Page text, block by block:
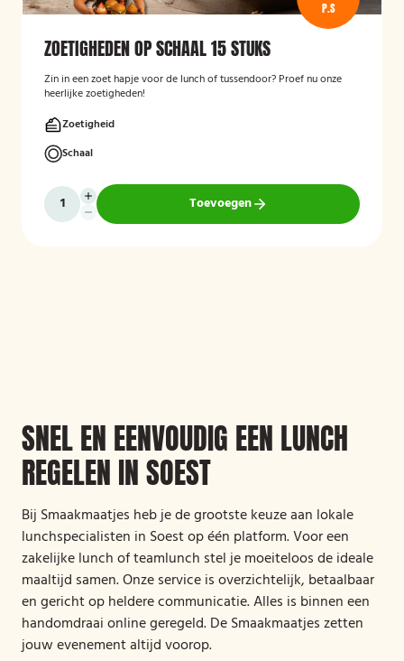
P.S
ZOETIGHEDEN OP SCHAAL 15 STUKS
Zin in een zoet hapje voor de lunch of tussendoor? Proef nu onze
heerlijke zoetigheden!
Zoetigheid
Schaal
Toevoegen
SNEL EN EENVOUDIG EEN LUNCH
REGELEN IN SOEST
Bij Smaakmaatjes heb je de grootste keuze aan lokale
lunchspecialisten in Soest op één platform. Voor een
zakelijke lunch of teamlunch stel je moeiteloos de ideale
maaltijd samen. Onze service is overzichtelijk, betaalbaar
en gericht op heldere communicatie. Alles is binnen een
handomdraai online geregeld. De Smaakmaatjes zetten
jouw evenement altijd voorop.